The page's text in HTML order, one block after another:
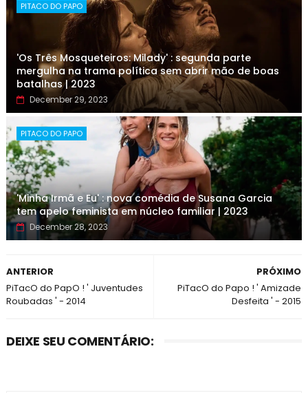
PITACO DO PAPO
'Os Três Mosqueteiros: Milady' : segunda parte
mergulha na trama política sem abrir mão de boas
batalhas | 2023
December 29, 2023
PITACO DO PAPO
'Minha Irmã e Eu' : nova comédia de Susana Garcia
tem apelo feminista em núcleo familiar | 2023
December 28, 2023
PRÓXIMO
PiTacO do Papo ! ' Amizade
Desfeita ' - 2015
ANTERIOR
PiTacO do PapO ! ' Juventudes
Roubadas ' - 2014
DEIXE SEU COMENTÁRIO: